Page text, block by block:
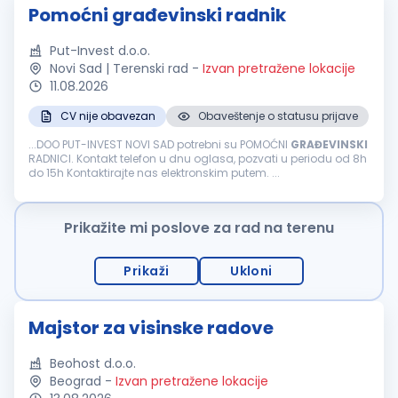
Pomoćni građevinski radnik
Put-Invest d.o.o.
Novi Sad | Terenski rad - Izvan pretražene lokacije
11.08.2026
CV nije obavezan
Obaveštenje o statusu prijave
...DOO PUT-INVEST NOVI SAD potrebni su POMOĆNI GRAĐEVINSKI
RADNICI. Kontakt telefon u dnu oglasa, pozvati u periodu od 8h
do 15h Kontaktirajte nas elektronskim putem. ...
Prikažite mi poslove za rad na terenu
Prikaži Ukloni
Majstor za visinske radove
Beohost d.o.o.
Beograd - Izvan pretražene lokacije